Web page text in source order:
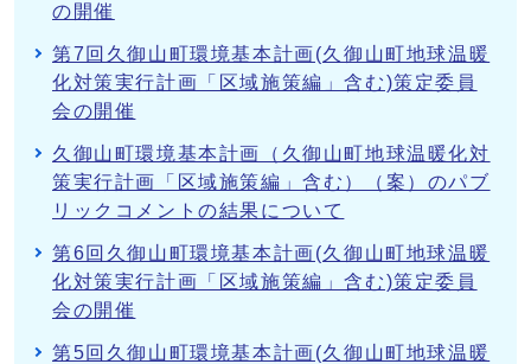
の開催
第7回久御山町環境基本計画(久御山町地球温暖
化対策実行計画「区域施策編」含む)策定委員
会の開催
久御山町環境基本計画（久御山町地球温暖化対
策実行計画「区域施策編」含む）（案）のパブ
リックコメントの結果について
第6回久御山町環境基本計画(久御山町地球温暖
化対策実行計画「区域施策編」含む)策定委員
会の開催
第5回久御山町環境基本計画(久御山町地球温暖